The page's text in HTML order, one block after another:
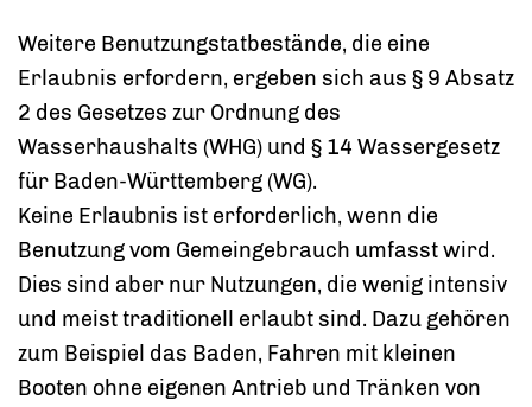
Weitere Benutzungstatbestände, die eine
Erlaubnis erfordern, ergeben sich aus § 9 Absatz
2 des Gesetzes zur Ordnung des
Wasserhaushalts (WHG) und § 14 Wassergesetz
für Baden-Württemberg (WG).
Keine Erlaubnis ist erforderlich, wenn die
Benutzung vom Gemeingebrauch umfasst wird.
Dies sind aber nur Nutzungen, die wenig intensiv
und meist traditionell erlaubt sind. Dazu gehören
zum Beispiel das Baden, Fahren mit kleinen
Booten ohne eigenen Antrieb und Tränken von